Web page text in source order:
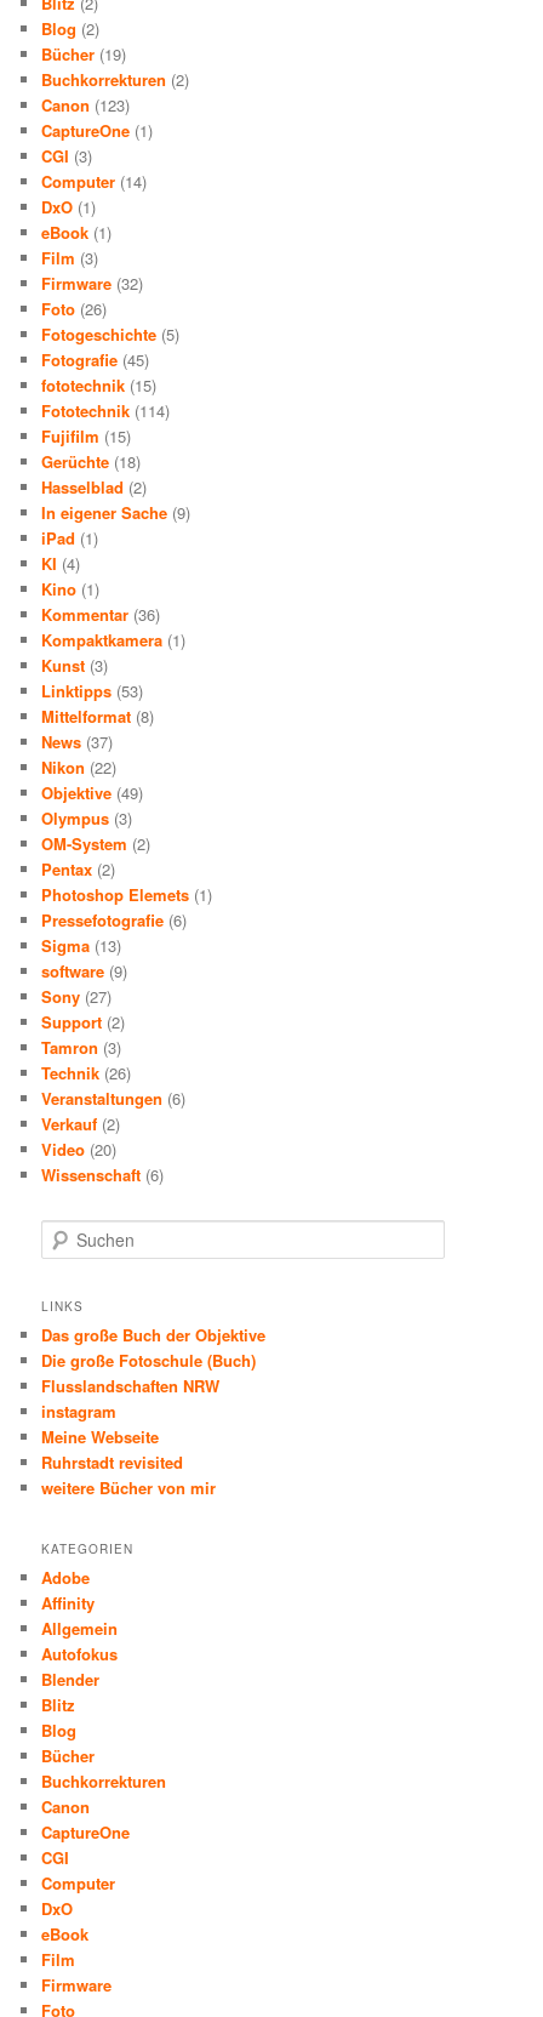
Blog (2)
Bücher (19)
Buchkorrekturen (2)
Canon (123)
CaptureOne (1)
CGI (3)
Computer (14)
DxO (1)
eBook (1)
Film (3)
Firmware (32)
Foto (26)
Fotogeschichte (5)
Fotografie (45)
fototechnik (15)
Fototechnik (114)
Fujifilm (15)
Gerüchte (18)
Hasselblad (2)
In eigener Sache (9)
iPad (1)
KI (4)
Kino (1)
Kommentar (36)
Kompaktkamera (1)
Kunst (3)
Linktipps (53)
Mittelformat (8)
News (37)
Nikon (22)
Objektive (49)
Olympus (3)
OM-System (2)
Pentax (2)
Photoshop Elemets (1)
Pressefotografie (6)
Sigma (13)
software (9)
Sony (27)
Support (2)
Tamron (3)
Technik (26)
Veranstaltungen (6)
Verkauf (2)
Video (20)
Wissenschaft (6)
u
h
n
LINKS
Das große Buch der Objektive
Die große Fotoschule (Buch)
Flusslandschaften NRW
instagram
Meine Webseite
Ruhrstadt revisited
weitere Bücher von mir
KATEGORIEN
Adobe
Affinity
Allgemein
Autofokus
Blender
Blitz
Blog
Bücher
Buchkorrekturen
Canon
CaptureOne
CGI
Computer
DxO
eBook
Film
Firmware
Foto